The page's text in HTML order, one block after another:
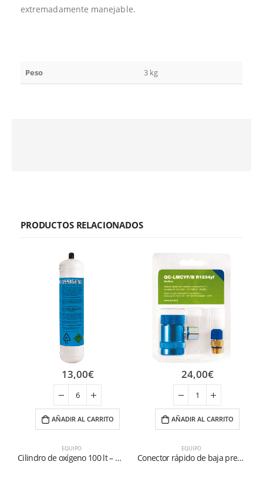
extremadamente manejable.
Peso 3 kg
PRODUCTOS RELACIONADOS
EQUIPO
Cilindro de oxígeno 100 lt – 110 bar
13,00€
AÑADIR AL CARRITO
EQUIPO
Conector rápido de baja presión para gas R1234yf (azul)
24,00€
AÑADIR AL CARRITO